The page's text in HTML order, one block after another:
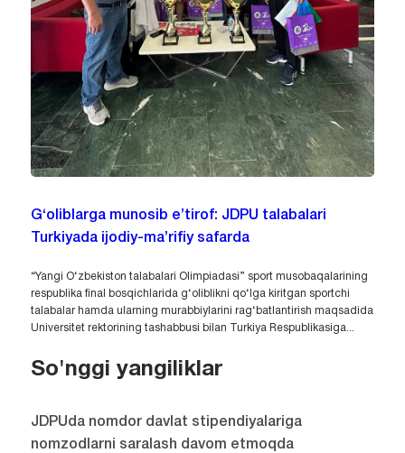
G‘oliblarga munosib e’tirof: JDPU talabalari
Turkiyada ijodiy-ma’rifiy safarda
“Yangi O‘zbekiston talabalari Olimpiadasi” sport musobaqalarining
respublika final bosqichlarida g‘oliblikni qo‘lga kiritgan sportchi
talabalar hamda ularning murabbiylarini rag‘batlantirish maqsadida
Universitet rektorining tashabbusi bilan Turkiya Respublikasiga...
So'nggi yangiliklar
JDPUda nomdor davlat stipendiyalariga
nomzodlarni saralash davom etmoqda